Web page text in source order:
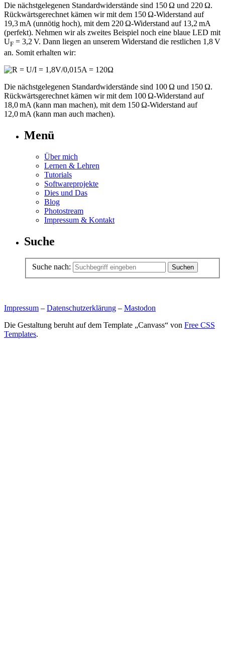
Die nächstgelegenen Standardwiderstände sind 150 Ω und 220 Ω.
Rückwärtsgerechnet kämen wir mit dem 150 Ω-Widerstand auf
19,3 mA (unnötig hoch), mit dem 220 Ω-Widerstand auf 13,2 mA
(perfekt). Nehmen wir als zweites Beispiel noch eine blaue LED mit
UF = 3,2 V. Dann liegen an unserem Widerstand die restlichen 1,8 V
an. Somit erhalten wir:
Die nächstgelegenen Standardwiderstände sind 100 Ω und 150 Ω.
Rückwärtsgerechnet kämen wir mit dem 100 Ω-Widerstand auf
18,0 mA (kann man machen), mit dem 150 Ω-Widerstand auf
12,0 mA (kann man auch machen).
Menü
Über mich
Lernen & Lehren
Tutorials
Softwareprojekte
Dies und Das
Blog
Photostream
Impressum & Kontakt
Suche
Suche nach:
Impressum – Datenschutzerklärung – Mastodon
Die Gestaltung beruht auf dem Template „Canvass“ von Free CSS
Templates.